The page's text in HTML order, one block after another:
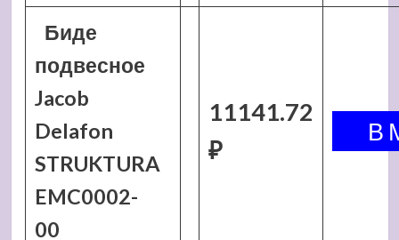
Биде
подвесное
Jacob
Delafon
STRUKTURA
EMC0002-
00
11141.72
₽